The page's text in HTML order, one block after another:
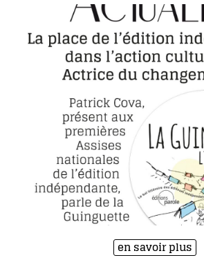
en savoir plus